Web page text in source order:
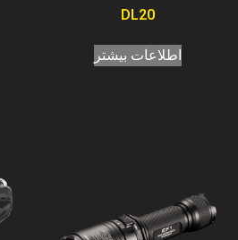
DL20
اطلاعات بیشتر